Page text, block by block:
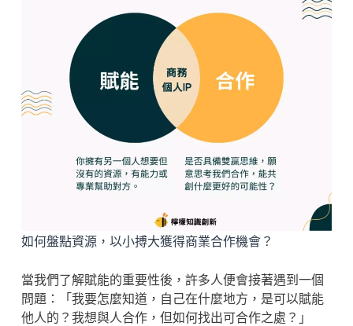
如何盤點資源，以小搏大獲得商業合作機會？
當我們了解賦能的重要性後，許多人便會接著遇到一個
問題：「我要怎麼知道，自己在什麼地方，是可以賦能
他人的？我想與人合作，但如何找出可合作之處？」